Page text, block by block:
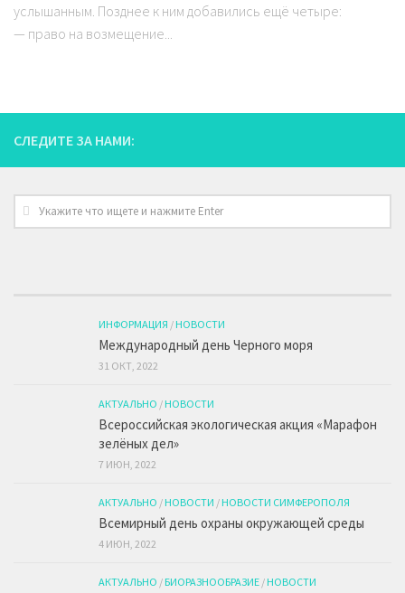
услышанным. Позднее к ним добавились ещё четыре:
— право на возмещение...
СЛЕДИТЕ ЗА НАМИ:
ИНФОРМАЦИЯ /НОВОСТИ
Международный день Черного моря
31 ОКТ, 2022
АКТУАЛЬНО /НОВОСТИ
Всероссийская экологическая акция «Марафон
зелёных дел»
7 ИЮН, 2022
АКТУАЛЬНО /НОВОСТИ /НОВОСТИ СИМФЕРОПОЛЯ
Всемирный день охраны окружающей среды
4 ИЮН, 2022
АКТУАЛЬНО /БИОРАЗНООБРАЗИЕ /НОВОСТИ